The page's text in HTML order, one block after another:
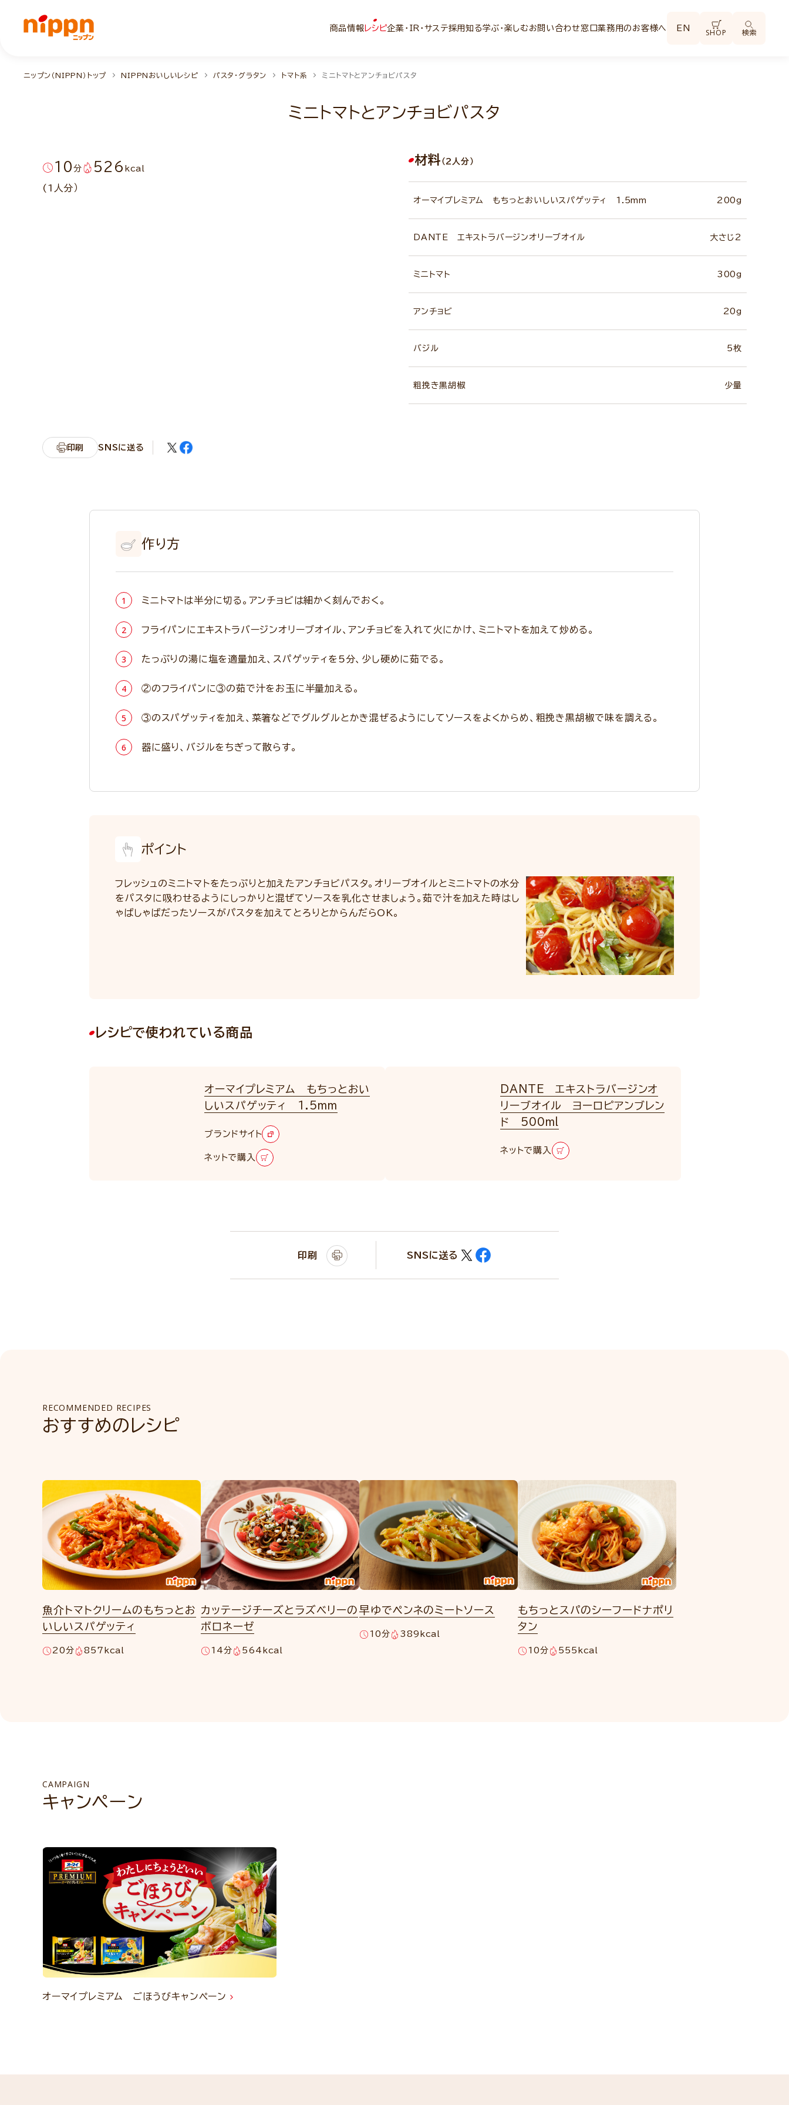
商品情報 レシピ企業・IR・サステ採用知る学ぶ・楽しむお問い合わせ窓口業務用のお客様へ EN SHOP 検索
ニップン（NIPPN）トップ NIPPNおいしいレシピ パスタ・グラタン トマト系 ミニトマトとアンチョビパスタ
ミニトマトとアンチョビパスタ
10 分 526 kcal
(1人分）
材料 （2人分）
オーマイプレミアム もちっとおいしいスパゲッティ 1.5mm 200g
DANTE エキストラバージンオリーブオイル 大さじ2
ミニトマト 300g
アンチョビ 20g
バジル 5枚
粗挽き黒胡椒 少量
印刷 SNSに送る
作り方
ミニトマトは半分に切る。アンチョビは細かく刻んでおく。
フライパンにエキストラバージンオリーブオイル、アンチョビを入れて火にかけ、ミニトマトを加えて炒める。
たっぷりの湯に塩を適量加え、スパゲッティを5分、少し硬めに茹でる。
②のフライパンに③の茹で汁をお玉に半量加える。
③のスパゲッティを加え、菜箸などでグルグルとかき混ぜるようにしてソースをよくからめ、粗挽き黒胡椒で味を調える。
器に盛り、バジルをちぎって散らす。
ポイント
フレッシュのミニトマトをたっぷりと加えたアンチョビパスタ。オリーブオイルとミニトマトの水分
をパスタに吸わせるようにしっかりと混ぜてソースを乳化させましょう。茹で汁を加えた時はし
ゃばしゃばだったソースがパスタを加えてとろりとからんだらOK。
レシピで使われている商品
オーマイプレミアム もちっとおい
しいスパゲッティ 1.5mm
ブランドサイト
ネットで購入
DANTE エキストラバージンオ
リーブオイル ヨーロピアンブレン
ド 500ml
ネットで購入
印刷 SNSに送る
RECOMMENDED RECIPES
おすすめのレシピ
魚介トマトクリームのもちっとお
いしいスパゲッティ
20分 857kcal
カッテージチーズとラズベリーの
ボロネーゼ
14分 564kcal
早ゆでペンネのミートソース
10分 389kcal
もちっとスパのシーフードナポリ
タン
10分 555kcal
CAMPAIGN
キャンペーン
オーマイプレミアム ごほうびキャンペーン